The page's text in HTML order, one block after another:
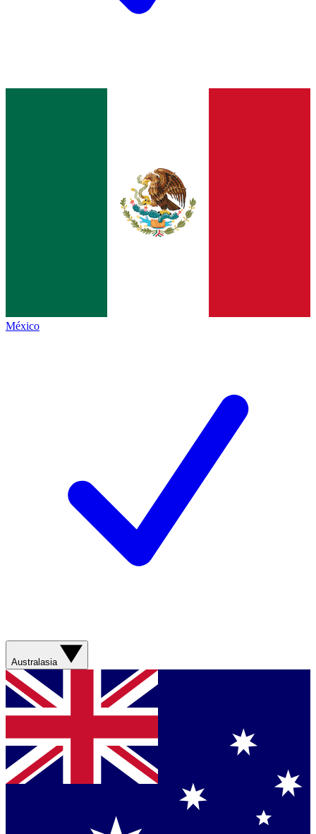
México
Australasia